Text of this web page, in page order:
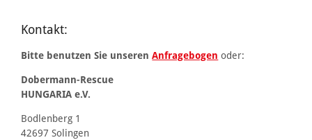
Kontakt:
Bitte benutzen Sie unserenAnfragebogen oder:
Dobermann-Rescue
HUNGARIA e.V.
Bodlenberg 1
42697 Solingen